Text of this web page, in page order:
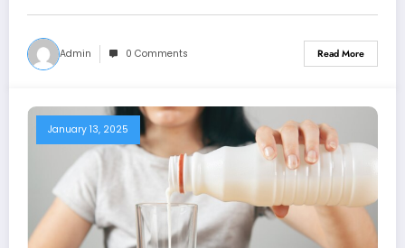
Admin 0 Comments Read More
January 13, 2025